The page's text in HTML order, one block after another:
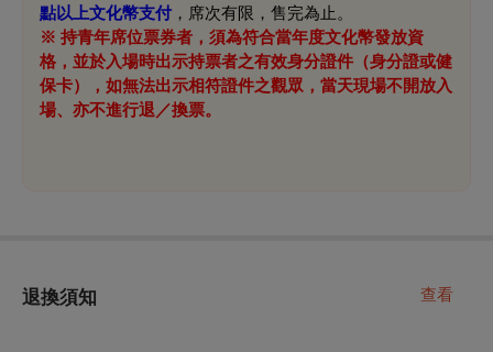
點以上文化幣支付 ，席次有限，售完為止。
※ 持青年席位票券者，須為符合當年度文化幣發放資
格，並於入場時出示持票者之有效身分證件（身分證或健
保卡），如無法出示相符證件之觀眾，當天現場不開放入
場、亦不進行退／換票。
退換須知 查看